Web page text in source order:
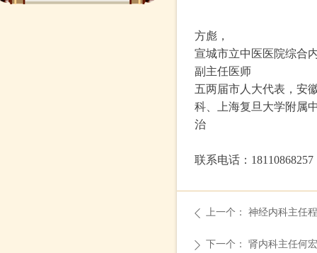
方彪，
宣城市立中医医院综合
副主任医师
五两届市人大代表，安
科、上海复旦大学附属
治
联系电话：18110868257
ꄴ 上一个： 神经内科主任
ꄲ 下一个： 肾内科主任何